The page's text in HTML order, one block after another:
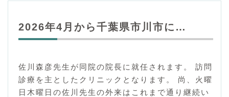
2026年4月から千葉県市川市に…
佐川森彦先生が同院の院長に就任されます。 訪問
診療を主としたクリニックとなります。 尚、火曜
日木曜日の佐川先生の外来はこれまで通り継続い